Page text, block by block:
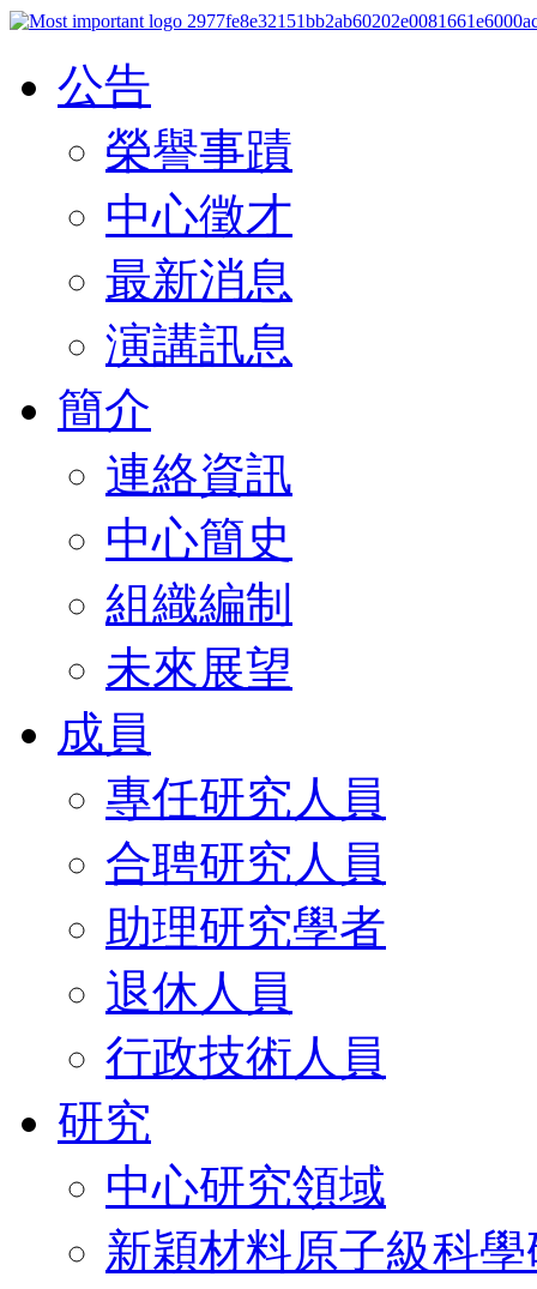
公告
榮譽事蹟
中心徵才
最新消息
演講訊息
簡介
連絡資訊
中心簡史
組織編制
未來展望
成員
專任研究人員
合聘研究人員
助理研究學者
退休人員
行政技術人員
研究
中心研究領域
新穎材料原子級科